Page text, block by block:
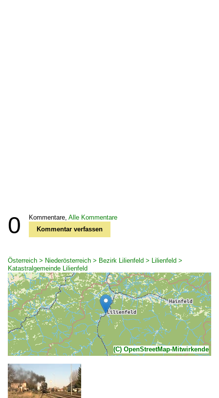
0 Kommentare, Alle Kommentare
Kommentar verfassen
Österreich > Niederösterreich > Bezirk Lilienfeld > Lilienfeld >
Katastralgemeinde Lilienfeld
(C) OpenStreetMap-Mitwirkende